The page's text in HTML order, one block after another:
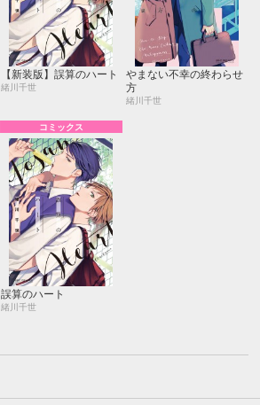
【新装版】誤算のハート
緒川千世
やまない不幸の終わらせ
方
緒川千世
コミックス
誤算のハート
緒川千世